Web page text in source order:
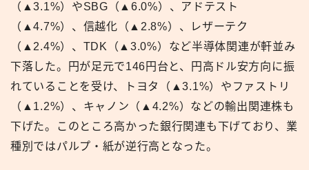
（▲3.1%）やSBG（▲6.0%）、アドテスト
（▲4.7%）、信越化（▲2.8%）、レザーテク
（▲2.4%）、TDK（▲3.0%）など半導体関連が軒並み
下落した。円が足元で146円台と、円高ドル安方向に振
れていることを受け、トヨタ（▲3.1%）やファストリ
（▲1.2%）、キャノン（▲4.2%）などの輸出関連株も
下げた。このところ高かった銀行関連も下げており、業
種別ではパルプ・紙が逆行高となった。